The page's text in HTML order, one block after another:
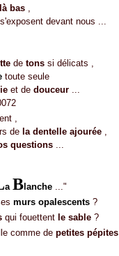
là bas,
s'exposent devant nous ...
detonssi délicats ,
toute seule
et de douceur ...
,
de la dentelle ajourée ,
questions ...
a B lanche ..."
murs opalescents ?
qui fouettent le sable?
comme de petites pépites